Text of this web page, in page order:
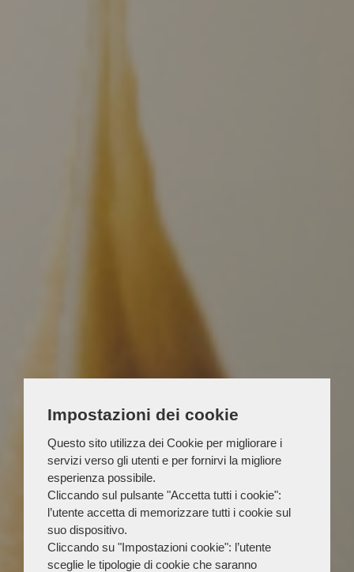
Impostazioni dei cookie
Questo sito utilizza dei Cookie per migliorare i
servizi verso gli utenti e per fornirvi la migliore
esperienza possibile.
Cliccando sul pulsante "Accetta tutti i cookie":
l’utente accetta di memorizzare tutti i cookie sul
suo dispositivo.
Cliccando su "Impostazioni cookie": l’utente
sceglie le tipologie di cookie che saranno